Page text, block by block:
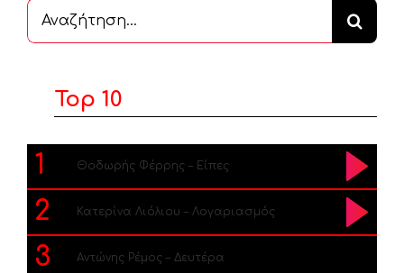
Αναζήτηση
...
Top 10
1 Θοδωρής Φέρρης – Είπες
2 Κατερίνα Λιόλιου – Λογαριασμός
3 Αντώνης Ρέμος – Δευτέρα